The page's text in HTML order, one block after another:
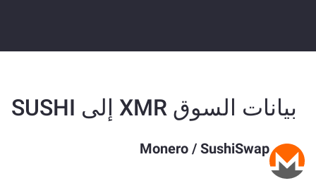
بيانات السوق XMR إلى SUSHI
Monero / SushiSwap